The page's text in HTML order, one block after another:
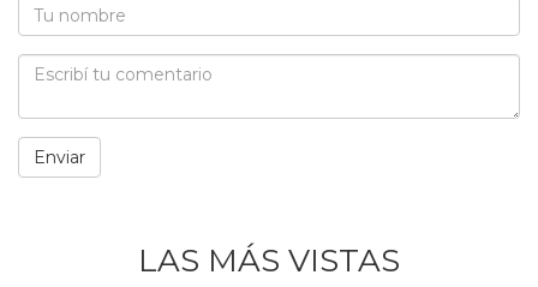
LAS MÁS VISTAS